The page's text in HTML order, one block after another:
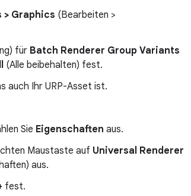
> Graphics (Bearbeiten >
für Batch Renderer Group Variants
(Alle beibehalten) fest.
auch Ihr URP-Asset ist.
Sie Eigenschaften aus.
Maustaste auf Universal Renderer
aus.
fest.